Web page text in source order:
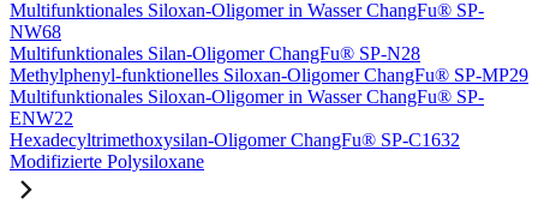
Multifunktionales Siloxan-Oligomer in Wasser ChangFu® SP-
NW68
Multifunktionales Silan-Oligomer ChangFu® SP-N28
Methylphenyl-funktionelles Siloxan-Oligomer ChangFu® SP-MP29
Multifunktionales Siloxan-Oligomer in Wasser ChangFu® SP-
ENW22
Hexadecyltrimethoxysilan-Oligomer ChangFu® SP-C1632
Modifizierte Polysiloxane